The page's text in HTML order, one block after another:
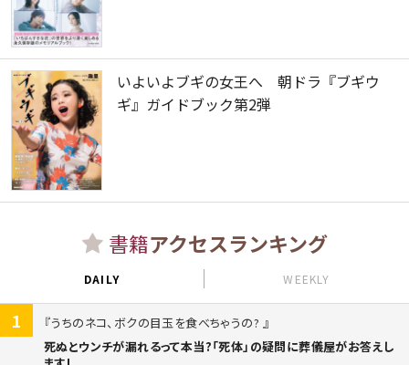
いよいよブギの女王へ 朝ドラ『ブギウ
ギ』ガイドブック第2弾
書籍アクセスランキング
DAILY WEEKLY
1
うちのネコ、ボクの目玉を食べちゃうの?
死ぬとウンチが漏れるって本当?「死体」の疑問に葬儀屋がお答えし